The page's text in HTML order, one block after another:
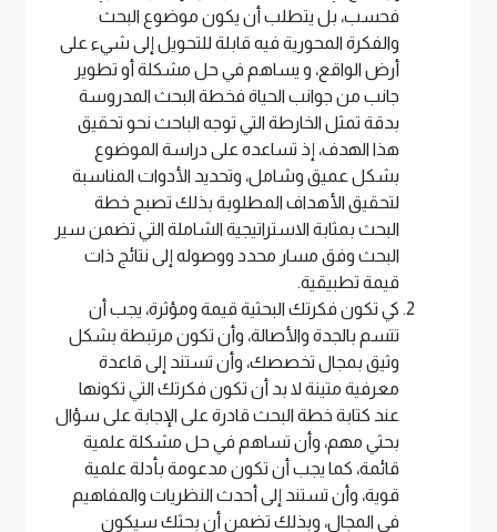
فحسب، بل يتطلب أن يكون موضوع البحث
والفكرة المحورية فيه قابلة للتحويل إلى شيء على
أرض الواقع، و يساهم في حل مشكلة أو تطوير
جانب من جوانب الحياة فخطة البحث المدروسة
بدقة تمثل الخارطة التي توجه الباحث نحو تحقيق
هذا الهدف، إذ تساعده على دراسة الموضوع
بشكل عميق وشامل، وتحديد الأدوات المناسبة
لتحقيق الأهداف المطلوبة بذلك تصبح خطة
البحث بمثابة الاستراتيجية الشاملة التي تضمن سير
البحث وفق مسار محدد ووصوله إلى نتائج ذات
قيمة تطبيقية.
كي تكون فكرتك البحثية قيمة ومؤثرة، يجب أن
تتسم بالجدة والأصالة، وأن تكون مرتبطة بشكل
وثيق بمجال تخصصك، وأن تستند إلى قاعدة
معرفية متينة لا بد أن تكون فكرتك التي تكونها
عند كتابة خطة البحث قادرة على الإجابة على سؤال
بحثي مهم، وأن تساهم في حل مشكلة علمية
قائمة، كما يجب أن تكون مدعومة بأدلة علمية
قوية، وأن تستند إلى أحدث النظريات والمفاهيم
في المجال، وبذلك تضمن أن بحثك سيكون